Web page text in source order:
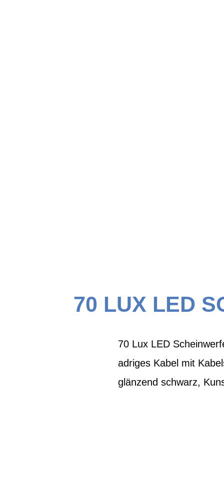
70 LUX LED
70 Lux LED
adriges Kabel mit
glänzend schwarz,